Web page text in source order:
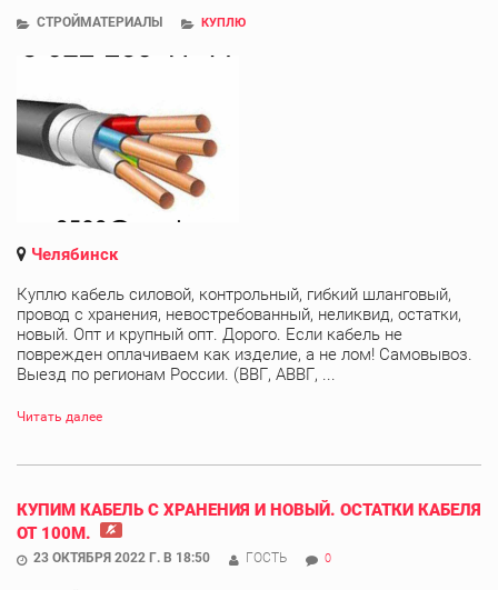
СТРОЙМАТЕРИАЛЫ КУПЛЮ
Челябинск
Куплю кабель силовой, контрольный, гибкий шланговый,
провод с хранения, невостребованный, неликвид, остатки,
новый. Опт и крупный опт. Дорого. Если кабель не
поврежден оплачиваем как изделие, а не лом! Самовывоз.
Выезд по регионам России. (ВВГ, АВВГ, ...
Читать далее
КУПИМ КАБЕЛЬ С ХРАНЕНИЯ И НОВЫЙ. ОСТАТКИ КАБЕЛЯ
ОТ 100М.
23 ОКТЯБРЯ 2022 Г. В 18:50 ГОСТЬ 0